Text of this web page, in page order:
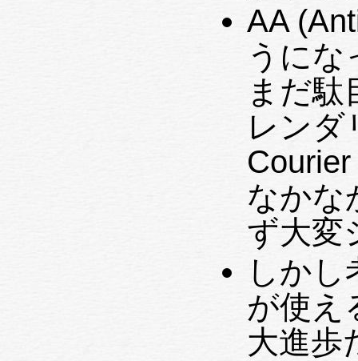
AA
うにな
まだ駄
レンダ
なかな
ず大変
しか
が使え
大進歩